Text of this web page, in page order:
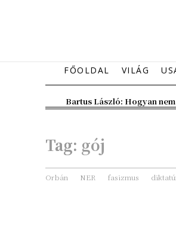
FŐOLDAL VILÁG
Bartus László: Hogyan
Tag: gój
Orbán NER fasizmus